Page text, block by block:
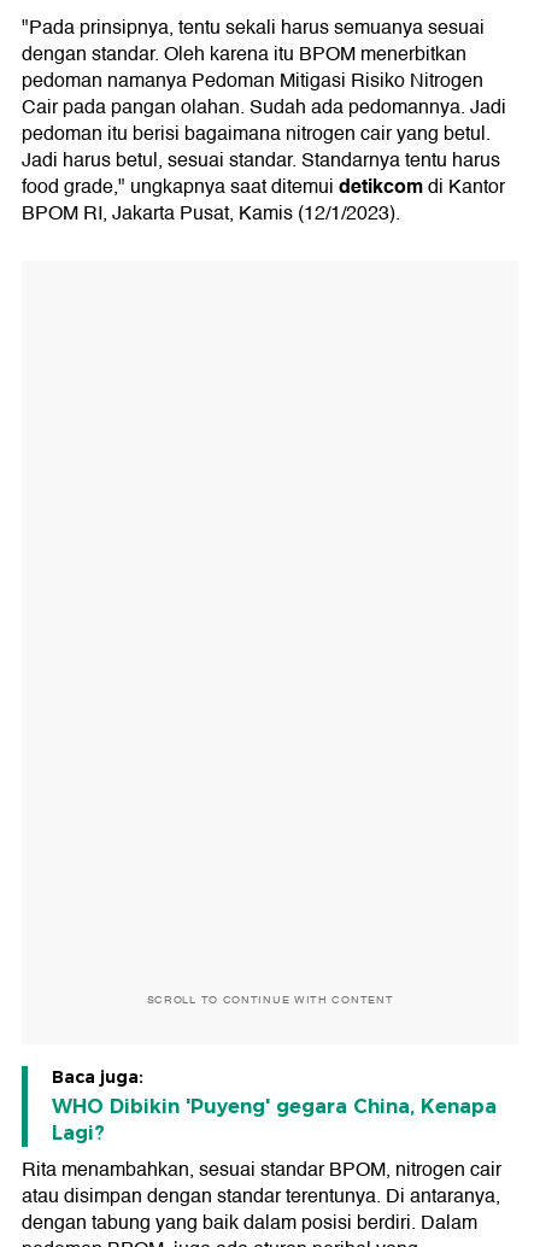
"Pada prinsipnya, tentu sekali harus semuanya sesuai
dengan standar. Oleh karena itu BPOM menerbitkan
pedoman namanya Pedoman Mitigasi Risiko Nitrogen
Cair pada pangan olahan. Sudah ada pedomannya. Jadi
pedoman itu berisi bagaimana nitrogen cair yang betul.
Jadi harus betul, sesuai standar. Standarnya tentu harus
food grade," ungkapnya saat ditemuidetikcomdi Kantor
BPOM RI, Jakarta Pusat, Kamis (12/1/2023).
SCROLL TO CONTINUE WITH CONTENT
Baca juga:
WHO Dibikin 'Puyeng' gegara China, Kenapa
Lagi?
Rita menambahkan, sesuai standar BPOM, nitrogen cair
atau disimpan dengan standar terentunya. Di antaranya,
dengan tabung yang baik dalam posisi berdiri. Dalam